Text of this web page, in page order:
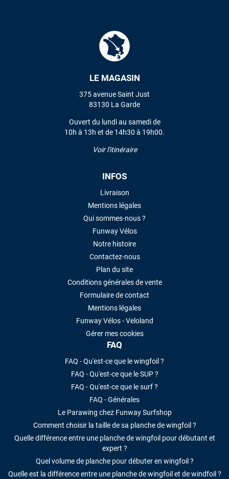
LE MAGASIN
375 avenue Saint Just
83130 La Garde
Ouvert du lundi au samedi de
10h à 13h et de 14h30 à 19h00.
Voir l'itinéraire
INFOS
Livraison
Mentions légales
Qui sommes-nous ?
Funway Vélos
Notre histoire
Contactez-nous
Plan du site
Conditions générales de vente
Formulaire de contact
Mentions légales
Funway Vélos - Veloland
Gérer mes cookies
FAQ
FAQ - Qu'est-ce que le wingfoil ?
FAQ - Qu'est-ce que le SUP ?
FAQ - Qu'est-ce que le surf ?
FAQ - Générales
Le Parawing chez Funway Surfshop
Comment choisir la taille de sa planche de wingfoil ?
Quelle différence entre une planche de wingfoil pour débutant et
expert ?
Quel volume de planche pour débuter en wingfoil ?
Quelle est la différence entre une planche de wingfoil et de windfoil ?
VOIR TOUS LES AVIS
LAISSER UN AVIS